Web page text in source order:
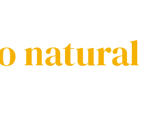
natural